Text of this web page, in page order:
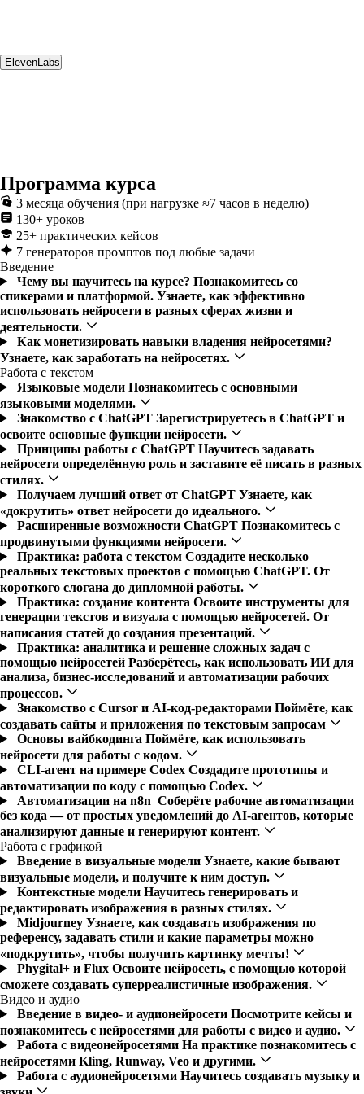
ElevenLabs
Программа курса
3 месяца обучения (при нагрузке ≈7 часов в неделю)
130+ уроков
25+ практических кейсов
7 генераторов промптов под любые задачи
Введение
Чему вы научитесь на курсе? Познакомитесь со
спикерами и платформой. Узнаете, как эффективно
использовать нейросети в разных сферах жизни и
деятельности.
Как монетизировать навыки владения нейросетями?
Узнаете, как заработать на нейросетях.
Работа с текстом
Языковые модели Познакомитесь с основными
языковыми моделями.
Знакомство с ChatGPT Зарегистрируетесь в ChatGPT и
освоите основные функции нейросети.
Принципы работы с ChatGPT Научитесь задавать
нейросети определённую роль и заставите её писать в разных
стилях.
Получаем лучший ответ от ChatGPT Узнаете, как
«докрутить» ответ нейросети до идеального.
Расширенные возможности ChatGPT Познакомитесь с
продвинутыми функциями нейросети.
Практика: работа с текстом Создадите несколько
реальных текстовых проектов с помощью ChatGPT. От
короткого слогана до дипломной работы.
Практика: создание контента Освоите инструменты для
генерации текстов и визуала с помощью нейросетей. От
написания статей до создания презентаций.
Практика: аналитика и решение сложных задач с
помощью нейросетей Разберётесь, как использовать ИИ для
анализа, бизнес-исследований и автоматизации рабочих
процессов.
Знакомство с Cursor и AI-код-редакторами Поймёте, как
создавать сайты и приложения по текстовым запросам
Основы вайбкодинга Поймёте, как использовать
нейросети для работы с кодом.
CLI-агент на примере Codex Создадите прототипы и
автоматизации по коду с помощью Codex.
Автоматизации на n8n Соберёте рабочие автоматизации
без кода — от простых уведомлений до AI-агентов, которые
анализируют данные и генерируют контент.
Работа с графикой
Введение в визуальные модели Узнаете, какие бывают
визуальные модели, и получите к ним доступ.
Контекстные модели Научитесь генерировать и
редактировать изображения в разных стилях.
Midjourney Узнаете, как создавать изображения по
референсу, задавать стили и какие параметры можно
«подкрутить», чтобы получить картинку мечты!
Phygital+ и Flux Освоите нейросеть, с помощью которой
сможете создавать суперреалистичные изображения.
Видео и аудио
Введение в видео- и аудионейросети Посмотрите кейсы и
познакомитесь с нейросетями для работы с видео и аудио.
Работа с видеонейросетями На практике познакомитесь с
нейросетями Kling, Runway, Veo и другими.
Работа с аудионейросетями Научитесь создавать музыку и